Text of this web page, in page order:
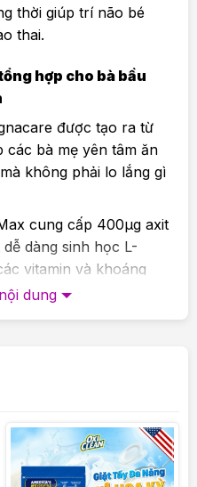
thời giúp trí não bé
thai.
hợp cho bà bầu
được tạo ra từ
các bà mẹ yên tâm ăn
không phải lo lắng gì
cung cấp 400μg axit
dàng sinh học L-
vitamin và khoáng
cả 10μg Vitamin D,
(
hợp không có)
mắt, buồn nôn,
dung